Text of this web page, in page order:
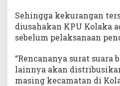
a
n
Sehingga kekurangan
diusahakan KPU Kolaka
sebelum pelaksanaan
“Rencananya surat suara
lainnya akan
masing kecamatan di